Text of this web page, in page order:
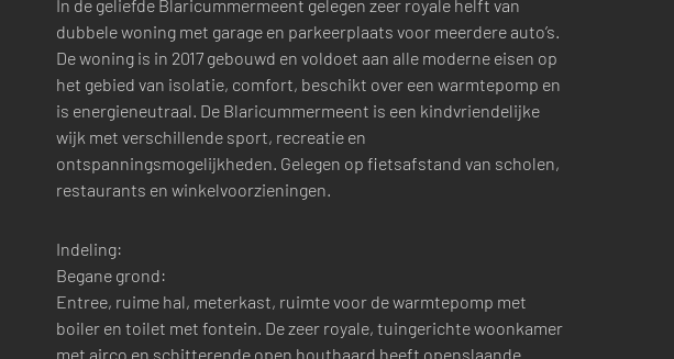
In de geliefde Blaricummermeent gelegen zeer royale helft van
dubbele woning met garage en parkeerplaats voor meerdere auto’s.
De woning is in 2017 gebouwd en voldoet aan alle moderne eisen op
het gebied van isolatie, comfort, beschikt over een warmtepomp en
is energieneutraal. De Blaricummermeent is een kindvriendelijke
wijk met verschillende sport, recreatie en
ontspanningsmogelijkheden. Gelegen op fietsafstand van scholen,
restaurants en winkelvoorzieningen.
Indeling:
Begane grond:
Entree, ruime hal, meterkast, ruimte voor de warmtepomp met
boiler en toilet met fontein. De zeer royale, tuingerichte woonkamer
met airco en schitterende open houthaard heeft openslaande